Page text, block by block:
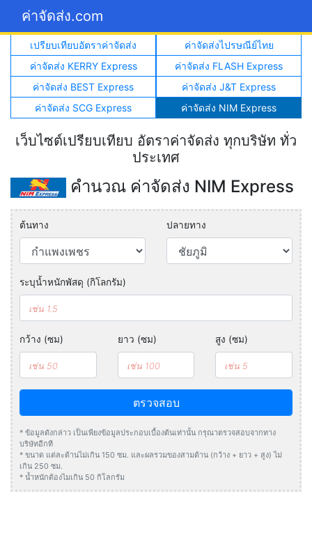
ค่าจัดส่ง.com
เปรียบเทียบอัตราค่าจัดส่ง
ค่าจัดส่งไปรษณีย์ไทย
ค่าจัดส่ง KERRY Express
ค่าจัดส่ง FLASH Express
ค่าจัดส่ง BEST Express
ค่าจัดส่ง J&T Express
ค่าจัดส่ง SCG Express
ค่าจัดส่ง NIM Express
เว็บไซต์เปรียบเทียบ อัตราค่าจัดส่ง ทุกบริษัท ทั่ว
ประเทศ
คำนวณ ค่าจัดส่ง NIM Express
ต้นทาง ปลายทาง
ระบุน้ำหนักพัสดุ (กิโลกรัม)
กว้าง (ซม) ยาว (ซม) สูง (ซม)
ตรวจสอบ
* ข้อมูลดังกล่าว เป็นเพียงข้อมูลประกอบเบื้องต้นเท่านั้น กรุณาตรวจสอบจากทาง
บริษัทอีกที
* ขนาด แต่ละด้านไม่เกิน 150 ซม. และผลรวมของสามด้าน (กว้าง + ยาว + สูง) ไม่
เกิน 250 ซม.
* น้ำหนักต้องไมเกิน 50 กิโลกรัม